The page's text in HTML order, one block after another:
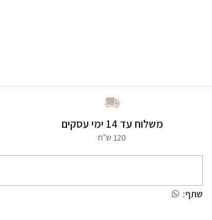
משלוח עד 14 ימי עסקים
120 ש"ח
שתף: